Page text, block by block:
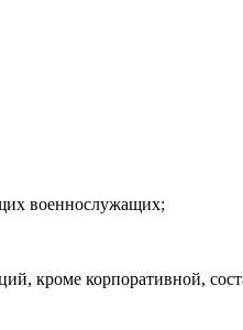
военнослужащих;
кроме корпоративной,